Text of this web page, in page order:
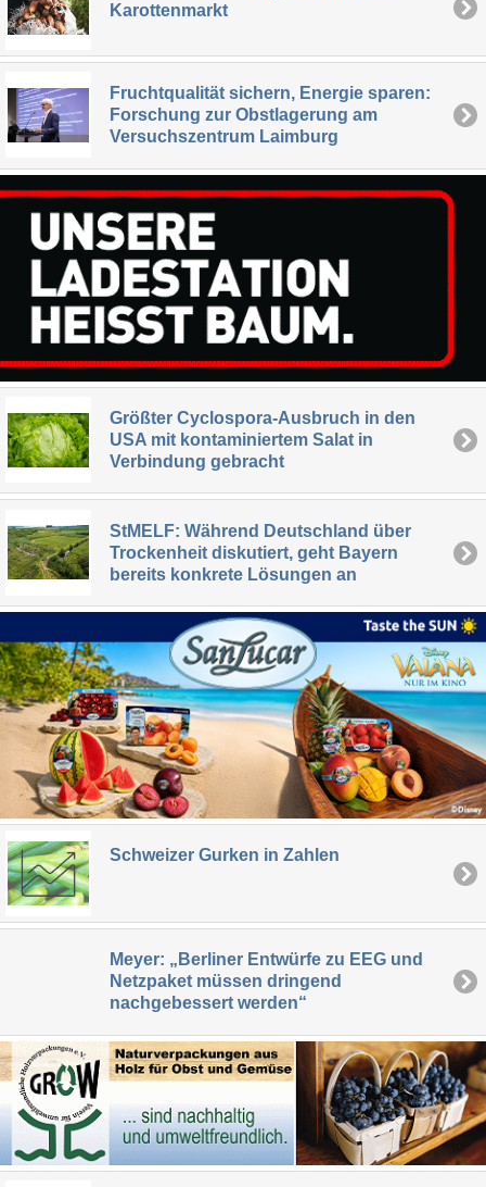
Karottenmarkt
Fruchtqualität sichern, Energie sparen:
Forschung zur Obstlagerung am
Versuchszentrum Laimburg
Größter Cyclospora-Ausbruch in den
USA mit kontaminiertem Salat in
Verbindung gebracht
StMELF: Während Deutschland über
Trockenheit diskutiert, geht Bayern
bereits konkrete Lösungen an
Schweizer Gurken in Zahlen
Meyer: „Berliner Entwürfe zu EEG und
Netzpaket müssen dringend
nachgebessert werden“